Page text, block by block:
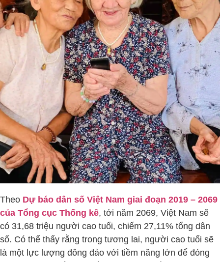
Theo Dự báo dân số Việt Nam giai đoạn 2019 – 2069
của Tổng cục Thống kê, tới năm 2069, Việt Nam sẽ
có 31,68 triệu người cao tuổi, chiếm 27,11% tổng dân
số. Có thể thấy rằng trong tương lai, người cao tuổi sẽ
là một lực lượng đông đảo với tiềm năng lớn để đóng